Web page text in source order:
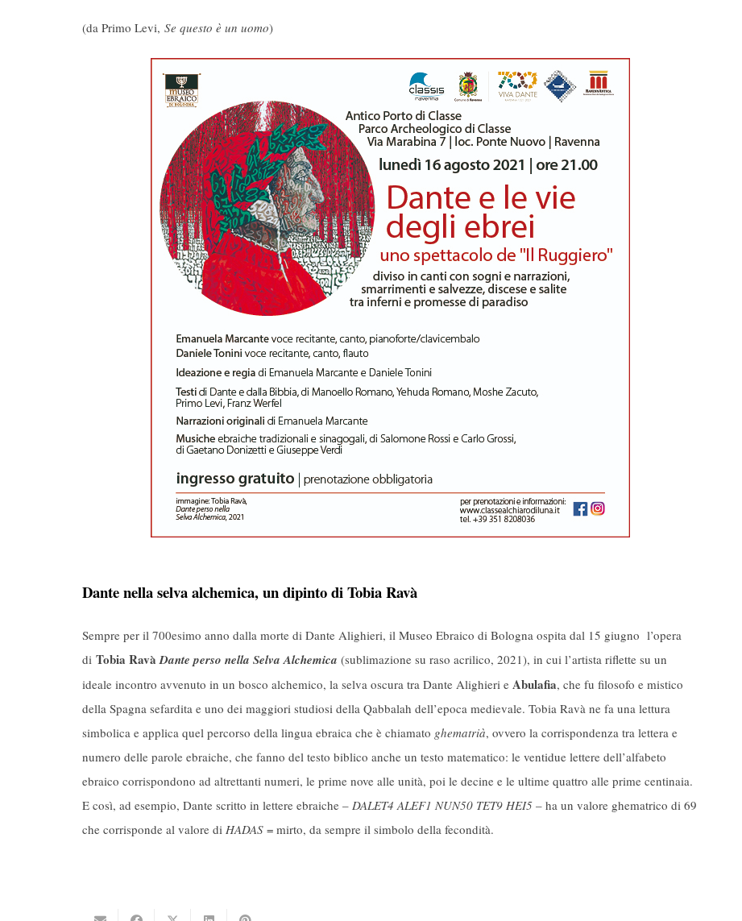
(da Primo Levi, Se questo è un uomo)
Dante nella selva alchemica, un dipinto di Tobia Ravà
Sempre per il 700esimo anno dalla morte di Dante Alighieri, il Museo Ebraico di Bologna ospita dal 15 giugno l’opera
di Tobia RavàDante perso nella Selva Alchemica (sublimazione su raso acrilico, 2021), in cui l’artista riflette su un
ideale incontro avvenuto in un bosco alchemico, la selva oscura tra Dante Alighieri e Abulafia, che fu filosofo e mistico
della Spagna sefardita e uno dei maggiori studiosi della Qabbalah dell’epoca medievale. Tobia Ravà ne fa una lettura
simbolica e applica quel percorso della lingua ebraica che è chiamato ghematrià, ovvero la corrispondenza tra lettera e
numero delle parole ebraiche, che fanno del testo biblico anche un testo matematico: le ventidue lettere dell’alfabeto
ebraico corrispondono ad altrettanti numeri, le prime nove alle unità, poi le decine e le ultime quattro alle prime centinaia.
E così, ad esempio, Dante scritto in lettere ebraiche – DALET4 ALEF1 NUN50 TET9 HEI5 – ha un valore ghematrico di 69
che corrisponde al valore di HADAS = mirto, da sempre il simbolo della fecondità.